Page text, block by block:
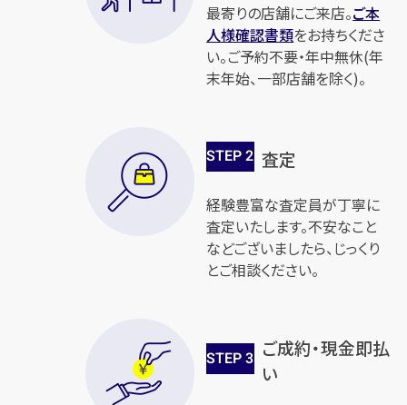
最寄りの店舗にご来店。ご本
人様確認書類をお持ちくださ
い。ご予約不要・年中無休(年
末年始、一部店舗を除く)。
STEP2 査定
経験豊富な査定員が丁寧に
査定いたします。不安なこと
などございましたら、じっくり
とご相談ください。
STEP3 ご成約・現金即払
い